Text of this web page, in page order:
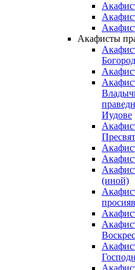
Акафисты
Иудове
(иной)